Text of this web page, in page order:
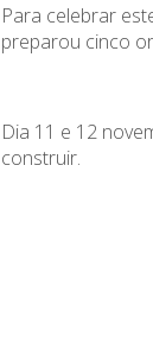
Para celebrar
preparou cinco
Dia 11 e 12
construir.